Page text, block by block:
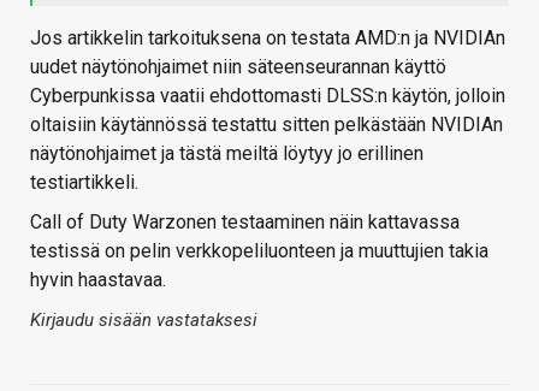
Jos artikkelin tarkoituksena on testata AMD:n ja NVIDIAn
uudet näytönohjaimet niin säteenseurannan käyttö
Cyberpunkissa vaatii ehdottomasti DLSS:n käytön, jolloin
oltaisiin käytännössä testattu sitten pelkästään NVIDIAn
näytönohjaimet ja tästä meiltä löytyy jo erillinen
testiartikkeli.
Call of Duty Warzonen testaaminen näin kattavassa
testissä on pelin verkkopeliluonteen ja muuttujien takia
hyvin haastavaa.
Kirjaudu sisään vastataksesi